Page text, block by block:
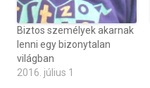
Biztos személyek akarnak
lenni egy bizonytalan
világban
2016. július 1